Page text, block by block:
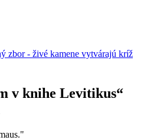
v knihe Levitikus“